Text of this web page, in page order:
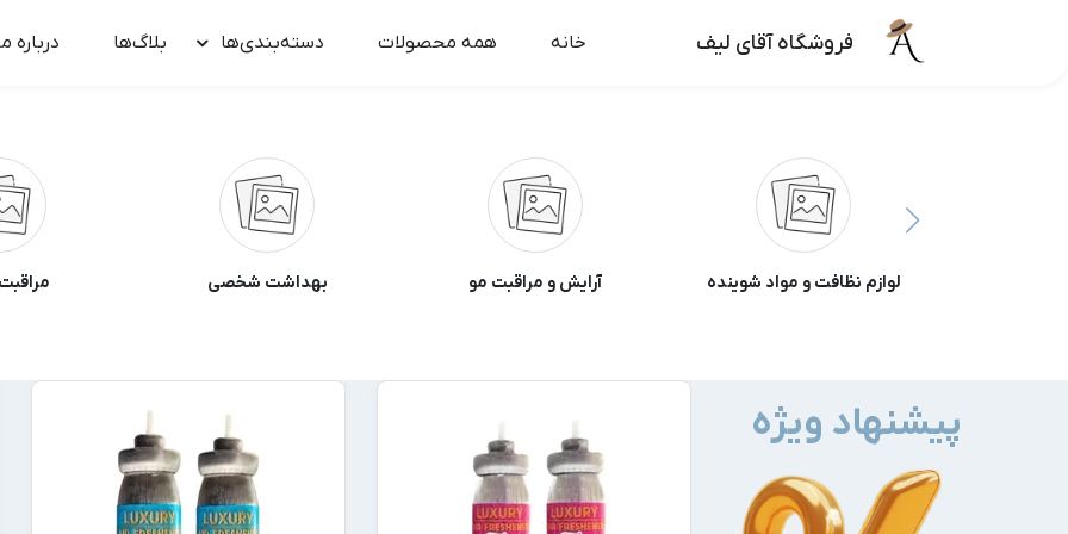
فروشگاه آقای لیف خانه همه محصولات دسته‌بندی‌ها بلاگ‌ها درباره‌
لوازم نظافت و مواد شوینده آرایش و مراقبت مو بهداشت شخصی
پیشنهاد ویژه